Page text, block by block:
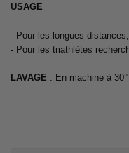
USAGE
- Pour les longues
- Pour les triathlètes
LAVAGE : En machine à